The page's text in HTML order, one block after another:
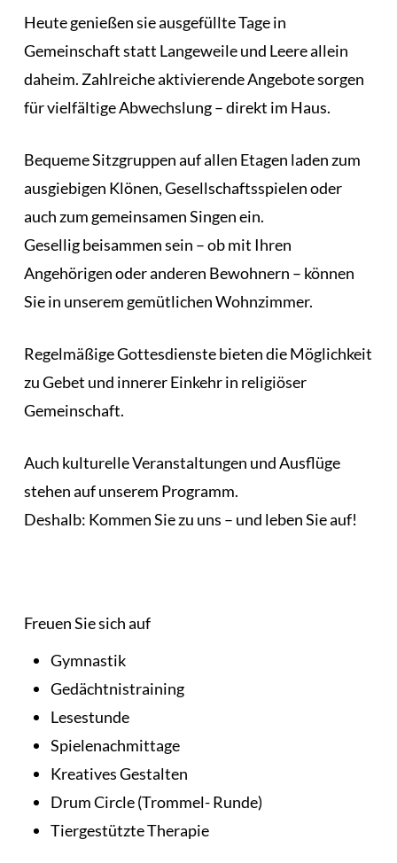
Heute genießen sie ausgefüllte Tage in
Gemeinschaft statt Langeweile und Leere allein
daheim. Zahlreiche aktivierende Angebote sorgen
für vielfältige Abwechslung – direkt im Haus.
Bequeme Sitzgruppen auf allen Etagen laden zum
ausgiebigen Klönen, Gesellschaftsspielen oder
auch zum gemeinsamen Singen ein.
Gesellig beisammen sein – ob mit Ihren
Angehörigen oder anderen Bewohnern – können
Sie in unserem gemütlichen Wohnzimmer.
Regelmäßige Gottesdienste bieten die Möglichkeit
zu Gebet und innerer Einkehr in religiöser
Gemeinschaft.
Auch kulturelle Veranstaltungen und Ausflüge
stehen auf unserem Programm.
Deshalb: Kommen Sie zu uns – und leben Sie auf!
Freuen Sie sich auf
Gymnastik
Gedächtnistraining
Lesestunde
Spielenachmittage
Kreatives Gestalten
Drum Circle (Trommel- Runde)
Tiergestützte Therapie